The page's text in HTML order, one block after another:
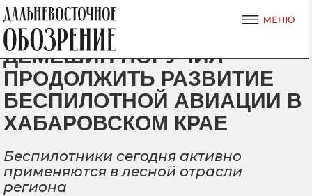
ДЕМЕШИН ПОРУЧИЛ
ПРОДОЛЖИТЬ РАЗВИТИЕ
БЕСПИЛОТНОЙ АВИАЦИИ В
ХАБАРОВСКОМ КРАЕ
Беспилотники сегодня активно
применяются в лесной отрасли
региона